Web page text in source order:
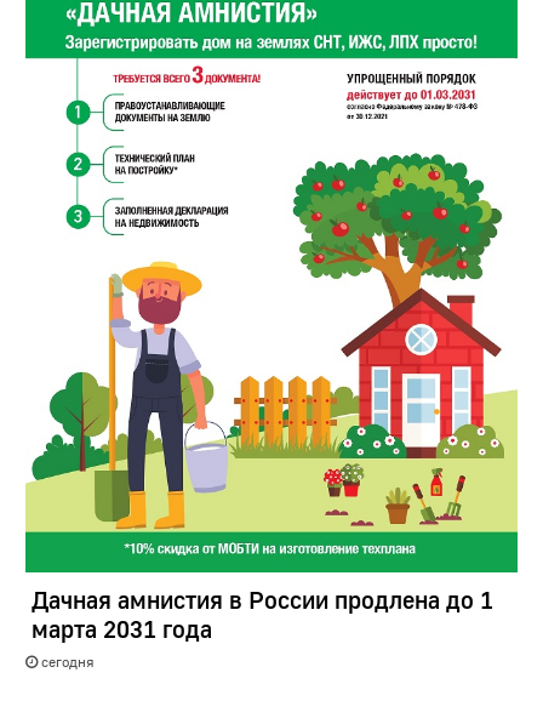
Дачная амнистия в России продлена до 1
марта 2031 года
сегодня